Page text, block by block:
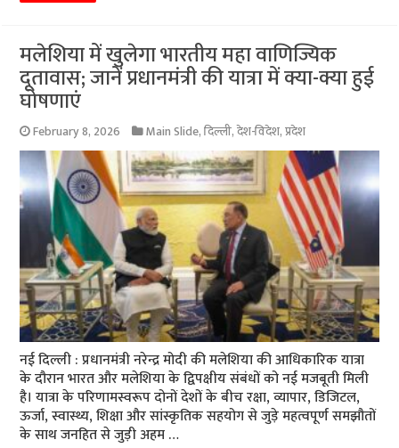
मलेशिया में खुलेगा भारतीय महा वाणिज्यिक
दूतावास; जानें प्रधानमंत्री की यात्रा में क्या-क्या हुई
घोषणाएं
February 8, 2026 Main Slide,दिल्ली,देश-विदेश,प्रदेश
नई दिल्ली : प्रधानमंत्री नरेन्द्र मोदी की मलेशिया की आधिकारिक यात्रा
के दौरान भारत और मलेशिया के द्विपक्षीय संबंधों को नई मजबूती मिली
है। यात्रा के परिणामस्वरूप दोनों देशों के बीच रक्षा, व्यापार, डिजिटल,
ऊर्जा, स्वास्थ्य, शिक्षा और सांस्कृतिक सहयोग से जुड़े महत्वपूर्ण समझौतों
के साथ जनहित से जुड़ी अहम …